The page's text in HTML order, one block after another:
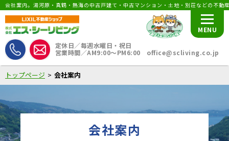
会社案内。湯河原・真鶴・熱海の中古戸建て・中古マンション・土地・別荘などの不動
定休日／毎週水曜日・祝日
営業時間／AM9:00〜PM6:00 office@scliving.co.jp
MENU
トップページ 会社案内
会社案内